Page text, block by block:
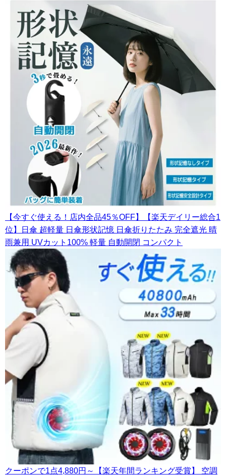
【今すぐ使える！店内全品45％OFF】【楽天デイリー総合1
位】日傘 超軽量 日傘形状記憶 日傘折りたたみ 完全遮光 晴
雨兼用 UVカット100% 軽量 自動開閉 コンパクト
クーポンで1点4,880円～【楽天年間ランキング受賞】 空調